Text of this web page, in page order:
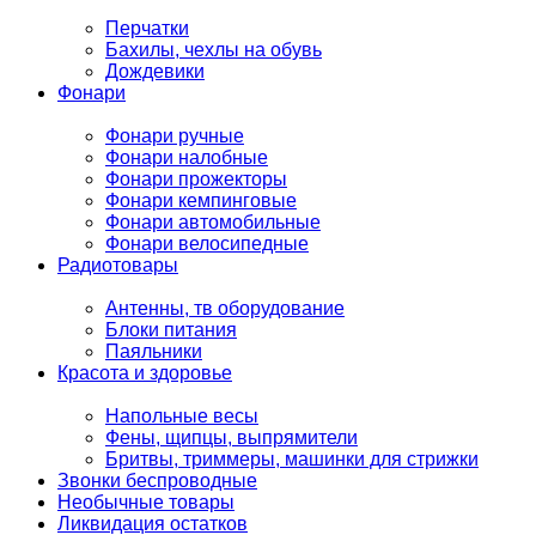
Перчатки
Бахилы, чехлы на обувь
Дождевики
Фонари
Фонари ручные
Фонари налобные
Фонари прожекторы
Фонари кемпинговые
Фонари автомобильные
Фонари велосипедные
Радиотовары
Антенны, тв оборудование
Блоки питания
Паяльники
Красота и здоровье
Напольные весы
Фены, щипцы, выпрямители
Бритвы, триммеры, машинки для стрижки
Звонки беспроводные
Необычные товары
Ликвидация остатков